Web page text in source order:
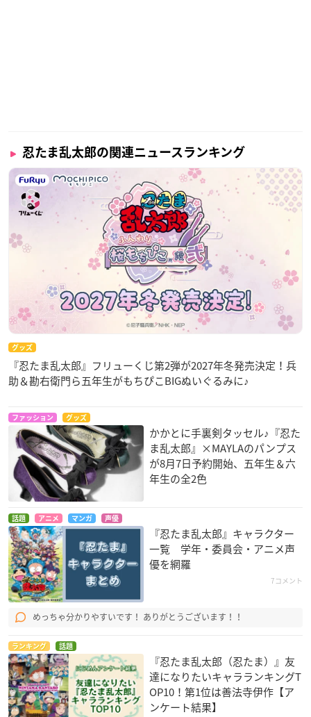
忍たま乱太郎の関連ニュースランキング
グッズ
『忍たま乱太郎』フリューくじ第2弾が2027年冬発売決定！兵
助＆勘右衛門ら五年生がもちぴこBIGぬいぐるみに♪
ファッション グッズ
かかとに手裏剣タッセル♪『忍た
ま乱太郎』×MAYLAのパンプス
が8月7日予約開始、五年生＆六
年生の全2色
話題 アニメ マンガ 声優
『忍たま乱太郎』キャラクター
一覧 学年・委員会・アニメ声
優を網羅
7コメント
めっちゃ分かりやすいです！ ありがとうございます！！
ランキング 話題
『忍たま乱太郎（忍たま）』友
達になりたいキャラランキングT
OP10！第1位は善法寺伊作【ア
ンケート結果】